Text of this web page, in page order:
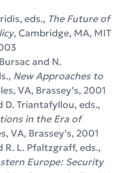
eds., The Future of
, Cambridge, MA, MIT
and N.
New Approaches to
VA, Brassey’s, 2001
D. Triantafyllou, eds.,
in the Era of
VA, Brassey’s, 2001
L. Pfaltzgraff, eds.,
Europe: Security